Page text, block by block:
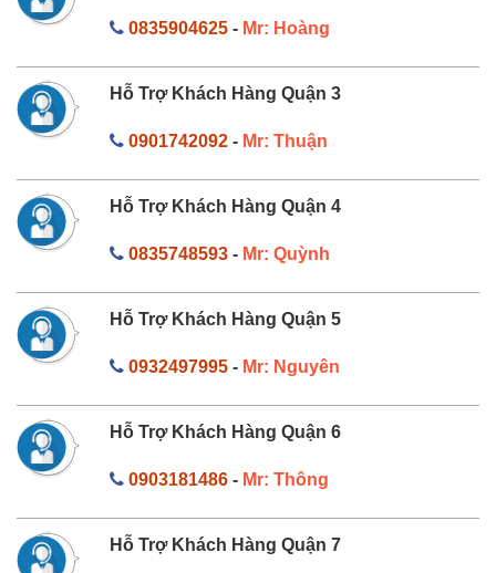
0835904625- Mr: Hoàng
Hỗ Trợ Khách Hàng Quận 3
0901742092- Mr: Thuận
Hỗ Trợ Khách Hàng Quận 4
0835748593- Mr: Quỳnh
Hỗ Trợ Khách Hàng Quận 5
0932497995- Mr: Nguyên
Hỗ Trợ Khách Hàng Quận 6
0903181486- Mr: Thông
Hỗ Trợ Khách Hàng Quận 7